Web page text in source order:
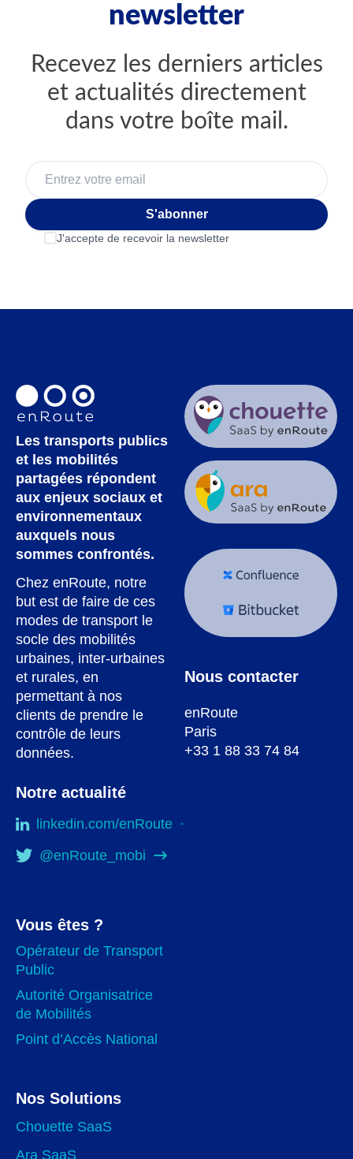
newsletter
Recevez les derniers articles
et actualités directement
dans votre boîte mail.
S'abonner
J'accepte de recevoir la newsletter
Les transports publics
et les mobilités
partagées répondent
aux enjeux sociaux et
environnementaux
auxquels nous
sommes confrontés.
Chez enRoute, notre
but est de faire de ces
modes de transport le
socle des mobilités
urbaines, inter-urbaines
et rurales, en
permettant à nos
clients de prendre le
contrôle de leurs
données.
Notre actualité
linkedin.com/enRoute
@enRoute_mobi
Nous contacter
enRoute
Paris
+33 1 88 33 74 84
Vous êtes ?
Opérateur de Transport
Public
Autorité Organisatrice
de Mobilités
Point d’Accès National
Nos Solutions
Chouette SaaS
Ara SaaS